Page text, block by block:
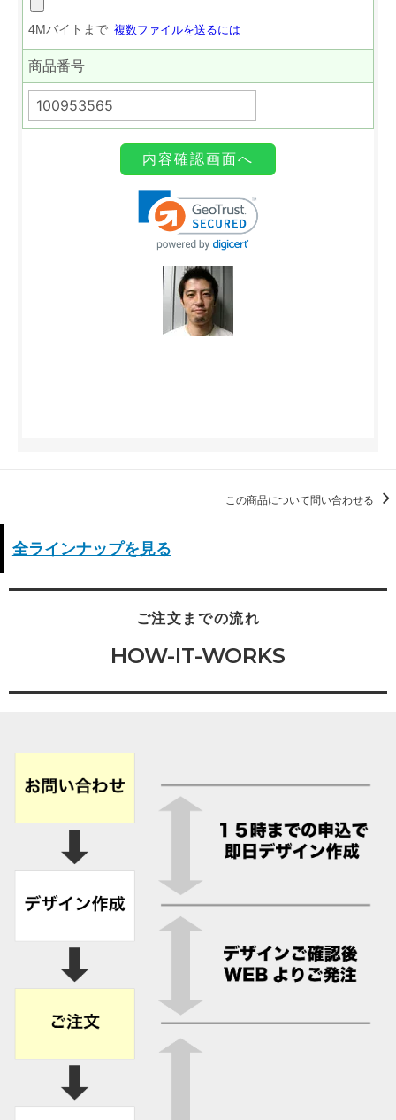
この商品について問い合わせる
全ラインナップを見る
ご注文までの流れ
HOW-IT-WORKS